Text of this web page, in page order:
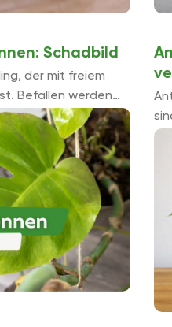
Schadbild
der mit freiem
Befallen werden
den saugenden
geschwächt und